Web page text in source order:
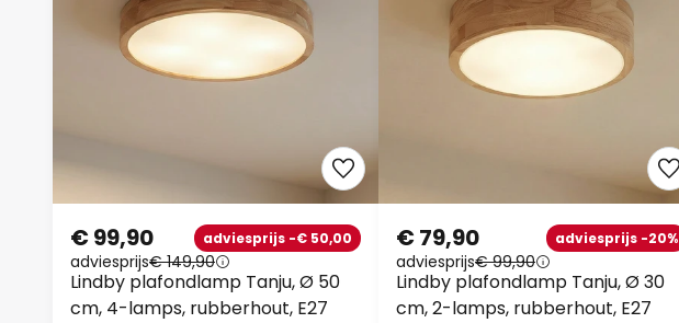
Lindby plafondlamp Tanju, Ø 50
cm, 4-lamps, rubberhout, E27
€ 99,90 adviesprijs -€ 50,00
adviesprijs€ 149,90
Lindby plafondlamp Tanju, Ø 30
cm, 2-lamps, rubberhout, E27
€ 79,90 adviesprijs -20%
adviesprijs€ 99,90